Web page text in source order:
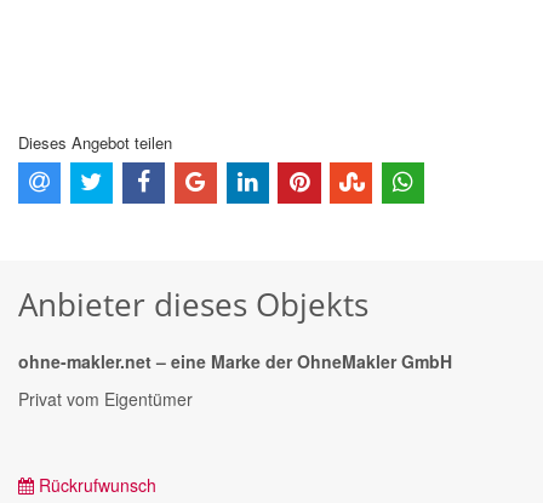
Dieses Angebot teilen
Anbieter dieses Objekts
ohne-makler.net – eine Marke der OhneMakler GmbH
Privat vom Eigentümer
Rückrufwunsch